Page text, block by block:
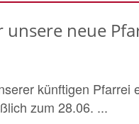
unsere neue
künftigen Pfarrei
zum 28.06. ...